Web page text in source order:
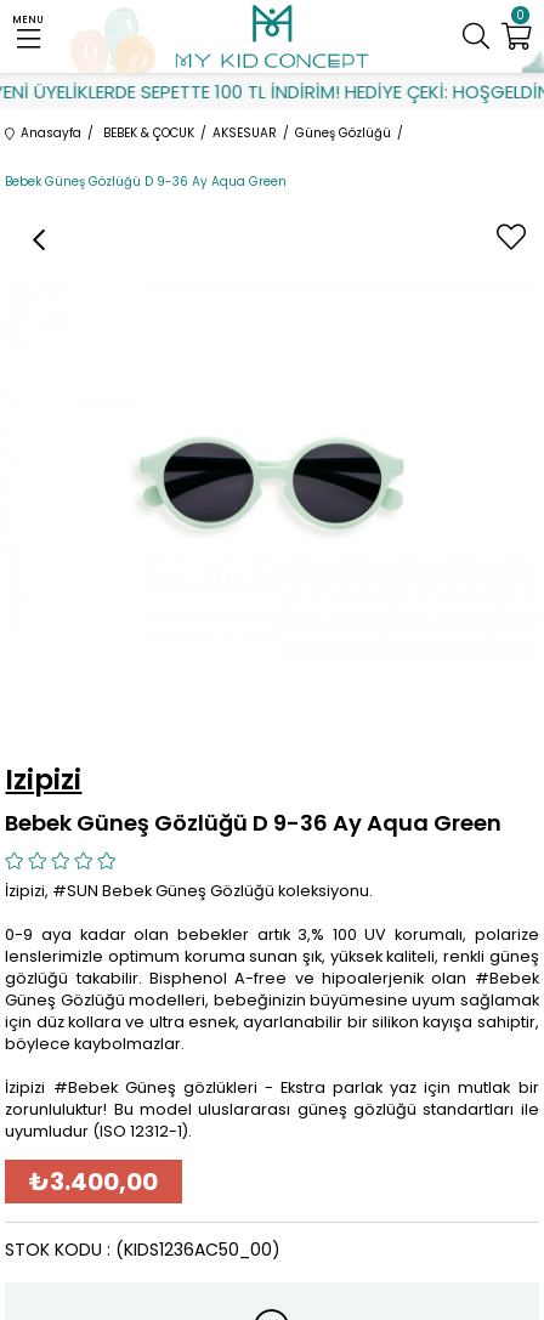
ÜYELİKLERDE SEPETTE 100 TL İNDİRİM! HEDİYE ÇEKİ: HOŞGELDİN
0
MENU
Anasayfa BEBEK & ÇOCUK AKSESUAR Güneş Gözlüğü
Bebek Güneş Gözlüğü D 9-36 Ay Aqua Green
Izipizi
Bebek Güneş Gözlüğü D 9-36 Ay Aqua Green
İzipizi, #SUN Bebek Güneş Gözlüğü koleksiyonu.
0-9 aya kadar olan bebekler artık 3,% 100 UV korumalı, polarize
lenslerimizle optimum koruma sunan şık, yüksek kaliteli, renkli güneş
gözlüğü takabilir. Bisphenol A-free ve hipoalerjenik olan #Bebek
Güneş Gözlüğü modelleri, bebeğinizin büyümesine uyum sağlamak
için düz kollara ve ultra esnek, ayarlanabilir bir silikon kayışa sahiptir,
böylece kaybolmazlar.
İzipizi #Bebek Güneş gözlükleri - Ekstra parlak yaz için mutlak bir
zorunluluktur! Bu model uluslararası güneş gözlüğü standartları ile
uyumludur (ISO 12312-1).
₺3.400,00
(KIDS1236AC50_00)
STOK KODU